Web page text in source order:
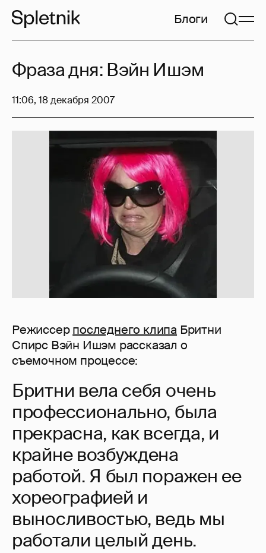
Блоги
Режиссерпоследнего клипа Бритни
Спирс Вэйн Ишэм рассказал о
съемочном процессе:
Бритни вела себя очень
профессионально, была
прекрасна, как всегда, и
крайне возбуждена
работой. Я был поражен ее
хореографией и
выносливостью, ведь мы
работали целый день.
Фраза дня: Вэйн Ишэм
11:06, 18 декабря 2007